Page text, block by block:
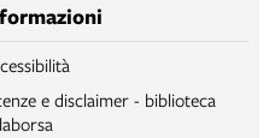
e disclaimer - biblioteca